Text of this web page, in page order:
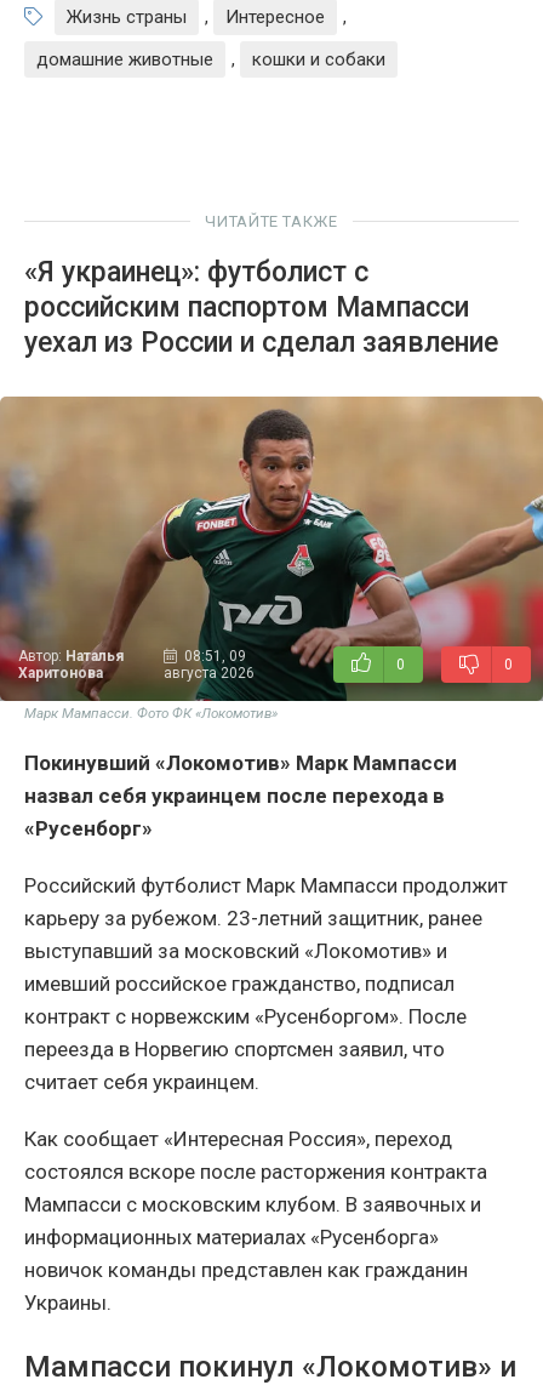
Жизнь страны , Интересное
,
домашние животные
, кошки и собаки
ЧИТАЙТЕ ТАКЖЕ
«Я украинец»: футболист с
российским паспортом Мампасси
уехал из России и сделал заявление
Автор: Наталья
Харитонова
08:51, 09
августа 2026
0 0
Марк Мампасси. Фото ФК «Локомотив»
Покинувший «Локомотив» Марк Мампасси
назвал себя украинцем после перехода в
«Русенборг»
Российский футболист Марк Мампасси продолжит
карьеру за рубежом. 23-летний защитник, ранее
выступавший за московский «Локомотив» и
имевший российское гражданство, подписал
контракт с норвежским «Русенборгом». После
переезда в Норвегию спортсмен заявил, что
считает себя украинцем.
Как сообщает «Интересная Россия», переход
состоялся вскоре после расторжения контракта
Мампасси с московским клубом. В заявочных и
информационных материалах «Русенборга»
новичок команды представлен как гражданин
Украины.
Мампасси покинул «Локомотив» и